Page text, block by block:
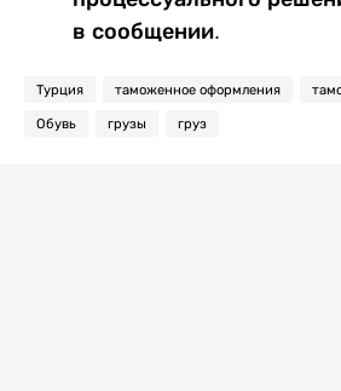
в сообщении.
Турция таможенное оформления
Обувь грузы груз